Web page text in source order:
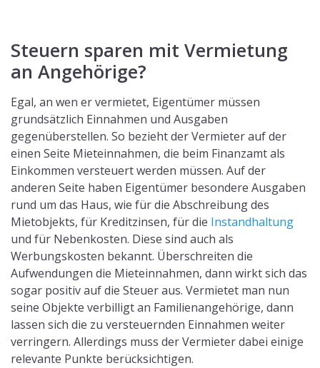
Steuern sparen mit Vermietung
an Angehörige?
Egal, an wen er vermietet, Eigentümer müssen
grundsätzlich Einnahmen und Ausgaben
gegenüberstellen. So bezieht der Vermieter auf der
einen Seite Mieteinnahmen, die beim Finanzamt als
Einkommen versteuert werden müssen. Auf der
anderen Seite haben Eigentümer besondere Ausgaben
rund um das Haus, wie für die Abschreibung des
Mietobjekts, für Kreditzinsen, für die Instandhaltung
und für Nebenkosten. Diese sind auch als
Werbungskosten bekannt. Überschreiten die
Aufwendungen die Mieteinnahmen, dann wirkt sich das
sogar positiv auf die Steuer aus. Vermietet man nun
seine Objekte verbilligt an Familienangehörige, dann
lassen sich die zu versteuernden Einnahmen weiter
verringern. Allerdings muss der Vermieter dabei einige
relevante Punkte berücksichtigen.